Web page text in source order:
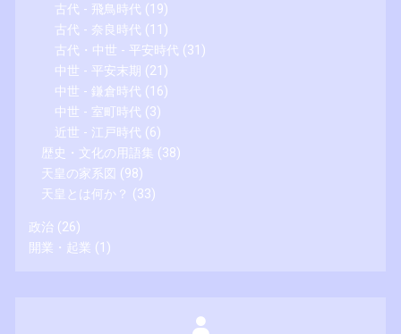
古代 - 飛鳥時代 (19)
古代 - 奈良時代 (11)
古代・中世 - 平安時代 (31)
中世 - 平安末期 (21)
中世 - 鎌倉時代 (16)
中世 - 室町時代 (3)
近世 - 江戸時代 (6)
歴史・文化の用語集 (38)
天皇の家系図 (98)
天皇とは何か？ (33)
政治 (26)
開業・起業 (1)